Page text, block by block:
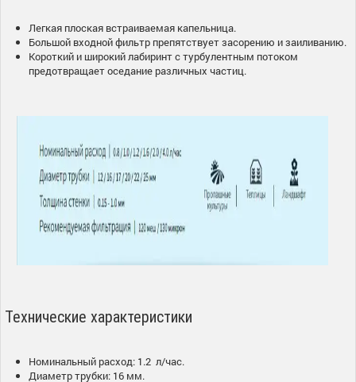
Легкая плоская встраиваемая капельница.
Большой входной фильтр препятствует засорению и заиливанию.
Короткий и широкий лабиринт с турбулентным потоком
предотвращает оседание различных частиц.
Технические характеристики
Номинальный расход: 1.2 л/час.
Диаметр трубки: 16 мм.